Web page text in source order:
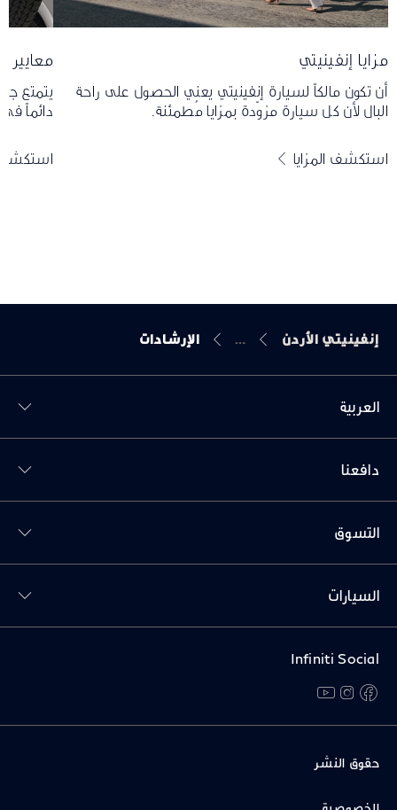
مزايا إنفينيتي
أن تكون مالكاً لسيارة إنفينيتي يعني الحصول على راحة
البال لأن كل سيارة مزوّدة بمزايا مُطمئنة.
استكشف المزايا
معايير
يتمتع
دائماً في
استكشف
إنفينيتي الأردن الإرشادات
العربية
دافعنا
التسوق
السيارات
Infiniti Social
facebook
instagram
حقوق النشر